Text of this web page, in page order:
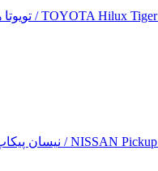
TOYOTA Hilux Tiger / تویوتا هایلوکس تایگر
NISSAN Pickup / نیسان پیکاپ